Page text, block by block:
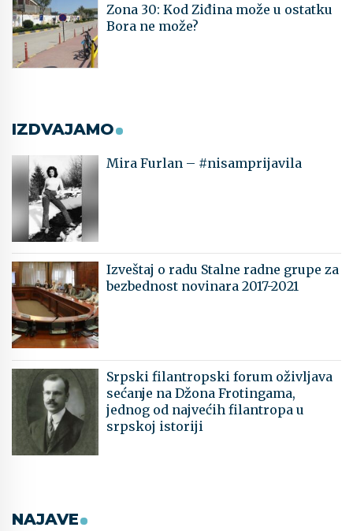
Zona 30: Kod Ziđina može u ostatku
Bora ne može?
IZDVAJAMO
Mira Furlan – #nisamprijavila
Izveštaj o radu Stalne radne grupe za
bezbednost novinara 2017-2021
Srpski filantropski forum oživljava
sećanje na Džona Frotingama,
jednog od najvećih filantropa u
srpskoj istoriji
NAJAVE